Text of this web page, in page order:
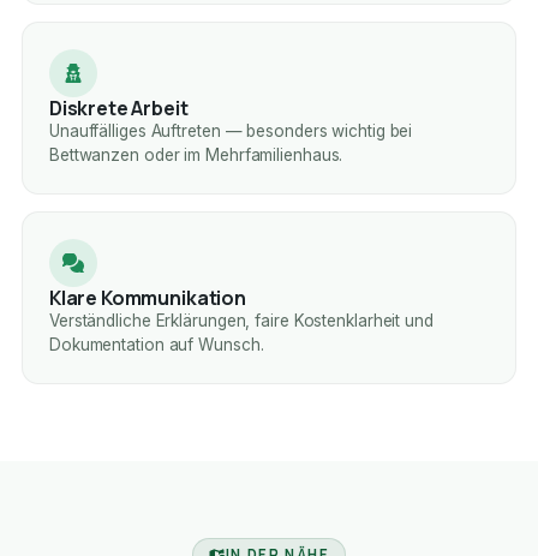
Diskrete Arbeit
Unauffälliges Auftreten — besonders wichtig bei
Bettwanzen oder im Mehrfamilienhaus.
Klare Kommunikation
Verständliche Erklärungen, faire Kostenklarheit und
Dokumentation auf Wunsch.